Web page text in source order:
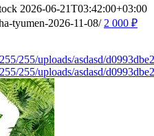
2026-06-21T03:42:00+03:00
tyumen-2026-11-08/ 2 000 ₽
255/uploads/asdasd/
255/uploads/asdasd/